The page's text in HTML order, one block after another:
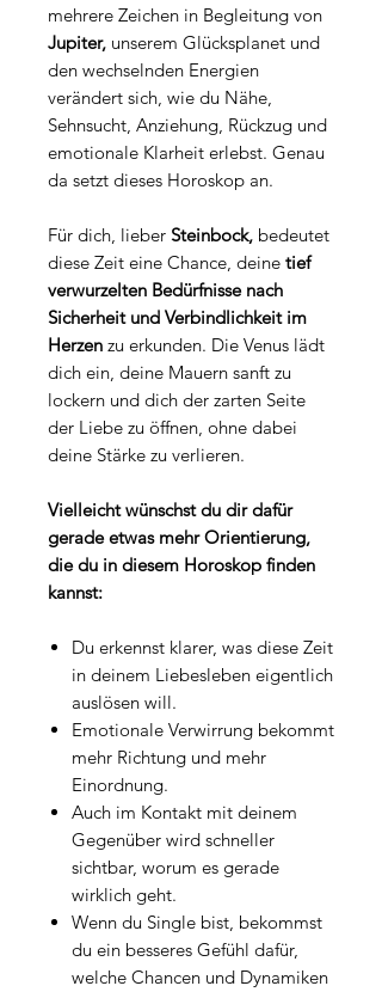
mehrere Zeichen in Begleitung von
Jupiter, unserem Glücksplanet und
den wechselnden Energien
verändert sich, wie du Nähe,
Sehnsucht, Anziehung, Rückzug und
emotionale Klarheit erlebst. Genau
da setzt dieses Horoskop an.
Für dich, lieber Steinbock, bedeutet
diese Zeit eine Chance, deine tief
verwurzelten Bedürfnisse nach
Sicherheit und Verbindlichkeit im
Herzen zu erkunden. Die Venus lädt
dich ein, deine Mauern sanft zu
lockern und dich der zarten Seite
der Liebe zu öffnen, ohne dabei
deine Stärke zu verlieren.
Vielleicht wünschst du dir dafür
gerade etwas mehr Orientierung,
die du in diesem Horoskop finden
kannst:
Du erkennst klarer, was diese Zeit
in deinem Liebesleben eigentlich
auslösen will.
Emotionale Verwirrung bekommt
mehr Richtung und mehr
Einordnung.
Auch im Kontakt mit deinem
Gegenüber wird schneller
sichtbar, worum es gerade
wirklich geht.
Wenn du Single bist, bekommst
du ein besseres Gefühl dafür,
welche Chancen und Dynamiken